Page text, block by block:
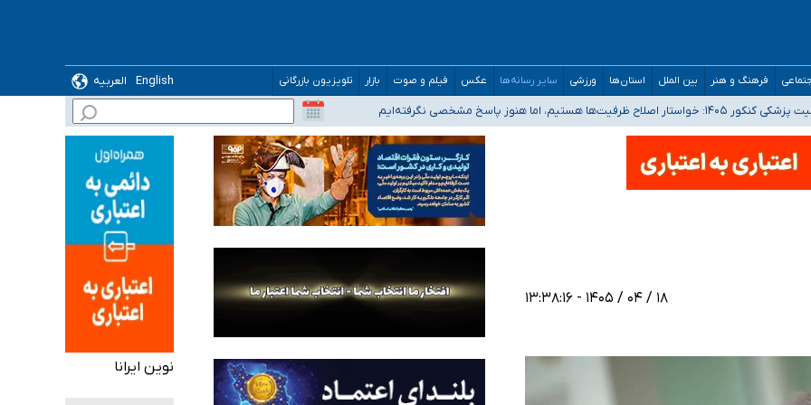
فرهنگ و هنر بین الملل استان‌ها ورزشی سایر رسانه‌ها عکس فیلم و صوت بازار تلویزیون بازرگانی English
العربیه
اما هنوز پاسخ مشخصی نگرفته‌ایم
فرماندهی صحنه عملیات و دکترای تخصصی جغرافیای نظامی دافوس آجا
و کرمان بالاتر از آستانه هشدار
۱۸ / ۰۴ / ۱۴۰۵ - ۱۳:۳۸:۱۶
نوین ایرانا